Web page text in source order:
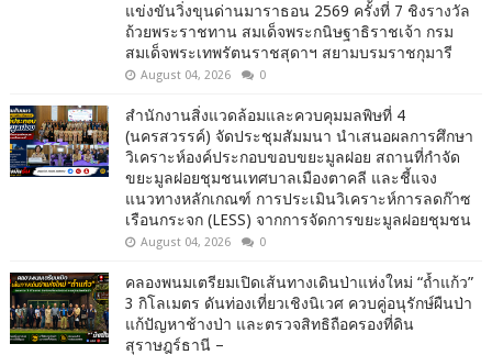
แข่งขันวิ่งขุนด่านมาราธอน 2569 ครั้งที่ 7 ชิงรางวัล
ถ้วยพระราชทาน สมเด็จพระกนิษฐาธิราชเจ้า กรม
สมเด็จพระเทพรัตนราชสุดาฯ สยามบรมราชกุมารี
August 04, 2026 0
สำนักงานสิ่งแวดล้อมและควบคุมมลพิษที่ 4
(นครสวรรค์) จัดประชุมสัมมนา นำเสนอผลการศึกษา
วิเคราะห์องค์ประกอบขอบขยะมูลฝอย สถานที่กำจัด
ขยะมูลฝอยชุมชนเทศบาลเมืองตาคลี และชี้แจง
แนวทางหลักเกณฑ์ การประเมินวิเคราะห์การลดก๊าซ
เรือนกระจก (LESS) จากการจัดการขยะมูลฝอยชุมชน
August 04, 2026 0
คลองพนมเตรียมเปิดเส้นทางเดินป่าแห่งใหม่ “ถ้ำแก้ว”
3 กิโลเมตร ดันท่องเที่ยวเชิงนิเวศ ควบคู่อนุรักษ์ผืนป่า
แก้ปัญหาช้างป่า และตรวจสิทธิถือครองที่ดิน
สุราษฎร์ธานี –